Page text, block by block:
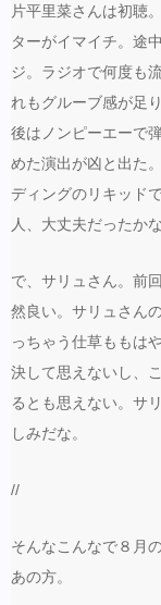
片平里菜さんは初聴
ターがイマイチ。途
ジ。ラジオで何度も
れもグルーブ感が足
後はノンピーエーで
めた演出が凶と出た
ディングのリキッド
人、大丈夫だったかな
で、サリュさん。前
然良い。サリュさん
っちゃう仕草ももは
決して思えないし、
るとも思えない。サ
しみだな。
//
そんなこんなで８月
あの方。